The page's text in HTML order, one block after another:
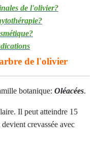
de l'olivier?
de l'olivier
botanique: Oléacées.
Il peut atteindre 15
crevassée avec